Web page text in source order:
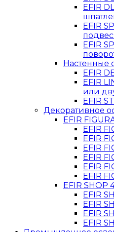
EFIR
EFIR
EFIR
Настенные
EFIR
EFIR
или
EFIR
Декоративное
EFIR
EFIR
EFIR
EFIR
EFIR
EFIR
EFIR
EFIR SHOP
EFIR
EFIR
EFIR
EFIR